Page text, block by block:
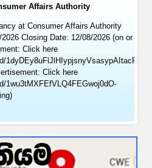
Affairs Authority
at Consumer Affairs Authority
Closing Date: 12/08/2026 (on or
Click here
1dyDEy8uFlJlHIypjsnyVsasypAItacFl/
Click here
1wu3tMXFEfVLQ4FEGwoj0dO-